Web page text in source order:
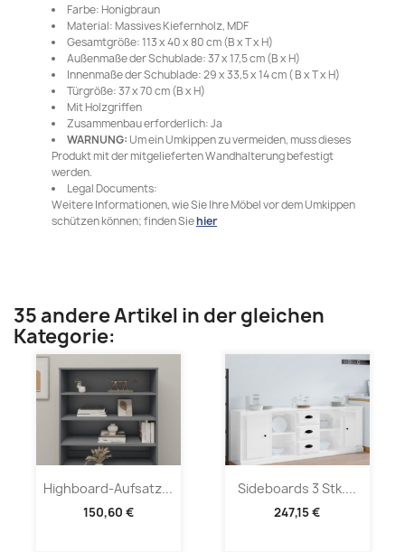
Farbe: Honigbraun
Material: Massives Kiefernholz, MDF
Gesamtgröße: 113 x 40 x 80 cm (B x T x H)
Außenmaße der Schublade: 37 x 17,5 cm (B x H)
Innenmaße der Schublade: 29 x 33,5 x 14 cm ( B x T x H)
Türgröße: 37 x 70 cm (B x H)
Mit Holzgriffen
Zusammenbau erforderlich: Ja
WARNUNG: Um ein Umkippen zu vermeiden, muss dieses
Produkt mit der mitgelieferten Wandhalterung befestigt
werden.
Legal Documents:
Weitere Informationen, wie Sie Ihre Möbel vor dem Umkippen
schützen können; finden Siehier
35 andere Artikel in der gleichen
Kategorie:
Highboard-Aufsatz...
150,60 €
Sideboards 3 Stk....
247,15 €